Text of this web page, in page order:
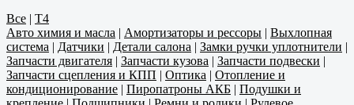
Все | T4
Авто химия и масла | Амортизаторы и рессоры | Выхлопная
система | Датчики | Детали салона | Замки ручки уплотнители |
Запчасти двигателя | Запчасти кузова | Запчасти подвески |
Запчасти сцепления и КПП | Оптика | Отопление и
кондиционирование | Пиропатроны АКБ | Подушки и